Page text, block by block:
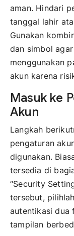
aman. Hindari
tanggal lahir
Gunakan
dan simbol
menggunakan
akun karena
Masuk ke
Akun
Langkah
pengaturan
digunakan.
tersedia di
“Security
tersebut,
autentikasi dua
tampilan